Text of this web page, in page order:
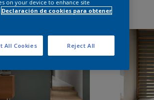
on your device to enhance site
Declaración de cookies para obtener
Reject All
All Cookies